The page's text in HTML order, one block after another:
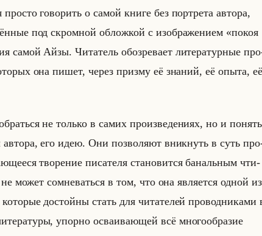
го­во­рить о самой книге без порт­ре­та ав­то­ра,
под скром­ной об­лож­кой с изоб­ра­же­ни­ем «покоя
самой Айзы. Чи­та­тель обо­зре­ва­ет ли­те­ра­тур­ные
она пишет, через приз­му её зна­ний, её опыта, её
не только в самих про­из­ве­де­ни­ях, но и по­нять
ав­то­ра, его идею. Они поз­во­ля­ют вник­нуть в суть
тво­ре­ние пи­са­те­ля ста­но­вит­ся ба­нальным чти­
может со­мне­ваться в том, что она яв­ля­ет­ся одной из
до­стойны стать для чи­та­те­лей про­вод­ни­ка­ми
упор­но осва­ива­ющей всё мно­го­об­ра­зие